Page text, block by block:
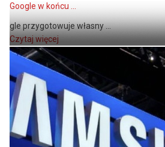
Google w końcu ...
gle przygotowuje własny ...
Czytaj więcej